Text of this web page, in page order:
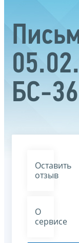
БС-
Оставить
отзыв
О
сервисе